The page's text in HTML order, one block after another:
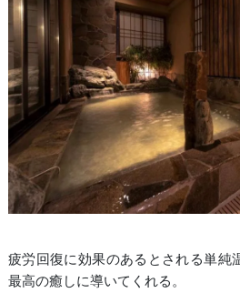
疲労回復に効果のあるとされる単純
最高の癒しに導いてくれる。